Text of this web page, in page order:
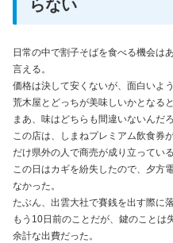
らない
日常の中で割子そばを食べる機会は
言える。
価格は決して安くないが、面白いよう
荒木屋とどっちが美味しいかとなる
まあ、味はどちらも間違いないんだろ
この店は、しまねプレミアム飲食券
だけ県外の人で商売が成り立ってい
この日はカギを紛失したので、夕方
なかった。
たぶん、出雲大社で賽銭を出す際に
もう10日前のことだが、鍵のことは
余計な出費だった。